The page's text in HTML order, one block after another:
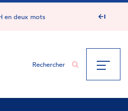
en deux mots